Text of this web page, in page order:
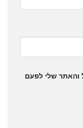
והאתר שלי לפעם